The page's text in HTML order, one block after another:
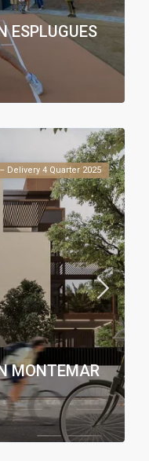
ESPLUGUES
Delivery 4 Quarter 2025
MONTEMAR